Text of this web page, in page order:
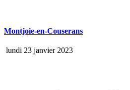
Montjoie-en-Couserans
lundi 23 janvier 2023